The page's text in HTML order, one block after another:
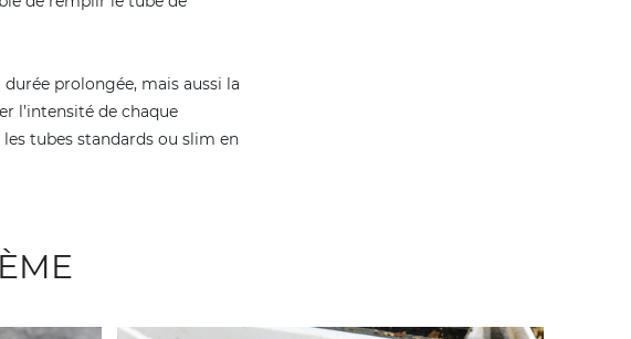
prolongée, mais aussi la
l’intensité de chaque
tubes standards ou slim en